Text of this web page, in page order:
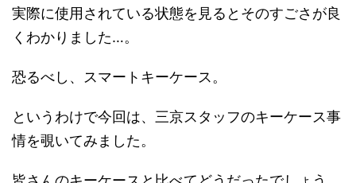
実際に使用されている状態を見るとそのすごさが良
くわかりました…。
恐るべし、スマートキーケース。
というわけで今回は、三京スタッフのキーケース事
情を覗いてみました。